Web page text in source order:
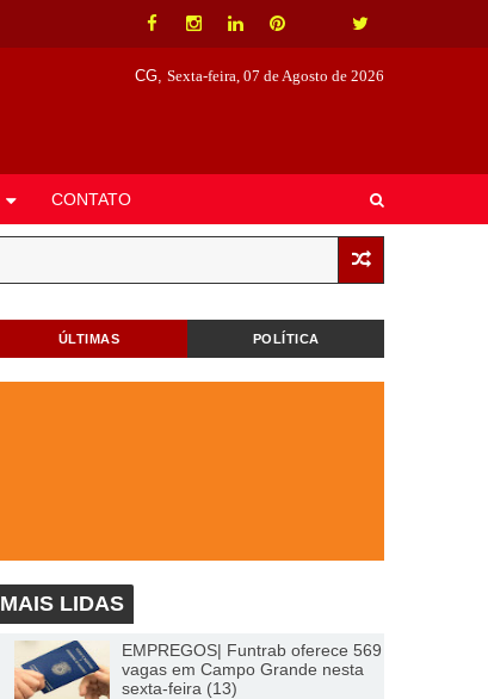
CG, Sexta-feira, 07 de Agosto de 2026
CONTATO
ÚLTIMAS POLÍTICA
MAIS LIDAS
EMPREGOS| Funtrab oferece 569
vagas em Campo Grande nesta
sexta-feira (13)